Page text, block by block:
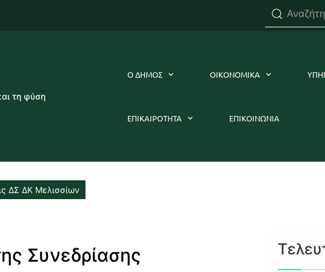
τη φύση
Ο ΔΗΜΟΣ ΟΙΚΟΝΟΜΙΚΑ
ΕΠΙΚΑΙΡΟΤΗΤΑ ΕΠΙΚΟΙΝΩΝΙΑ
ΔΣ ΔΚ Μελισσίων
Συνεδρίασης